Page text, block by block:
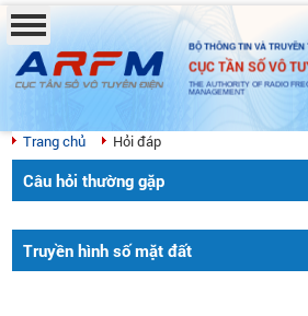
BỘ THÔNG TIN VÀ TRUYỀN
CỤC TẦN SỐ VÔ
THE AUTHORITY OF RADIO
MANAGEMENT
Trang chủ Hỏi đáp
Câu hỏi thường gặp
Truyền hình số mặt đất